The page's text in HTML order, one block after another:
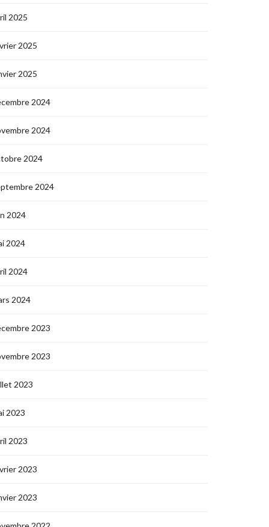
2025
2025
2025
2024
2024
2024
2024
2024
2024
2024
2024
2023
2023
2023
2023
2023
2023
2023